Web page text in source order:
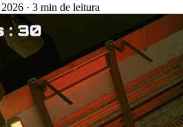
· 3 min de leitura